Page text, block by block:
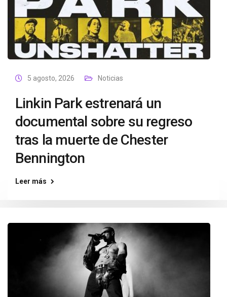
5 agosto, 2026 Noticias
Linkin Park estrenará un
documental sobre su regreso
tras la muerte de Chester
Bennington
Leer más